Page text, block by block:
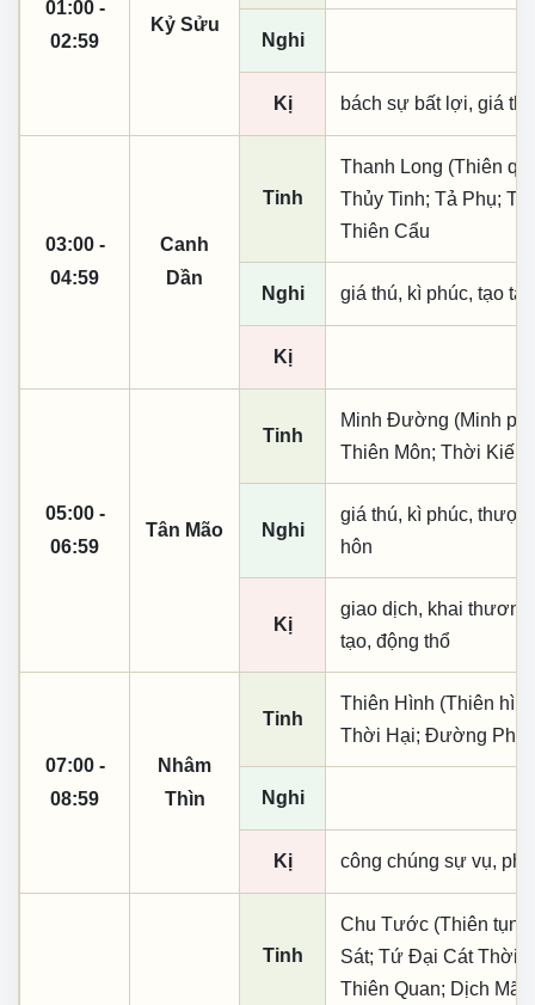
01:00 -
02:59
Kỷ Sửu
Nghi
Kị bách sự bất lợi, giá
03:00 -
04:59
Canh
Dần
Tinh
Thanh Long (Thiên
Thủy Tinh; Tả Phụ;
Thiên Cẩu
Nghi giá thú, kì phúc, tạo
Kị
05:00 -
06:59
Tân Mão
Tinh
Minh Đường (Minh
Thiên Môn; Thời
Nghi
giá thú, kì phúc,
hôn
Kị
giao dịch, khai
tạo, động thổ
07:00 -
08:59
Nhâm
Thìn
Tinh
Thiên Hình (Thiên
Thời Hại; Đường
Nghi
Kị công chúng sự vụ,
Tinh
Chu Tước (Thiên
Sát; Tứ Đại Cát Thời;
Thiên Quan; Dịch Mã